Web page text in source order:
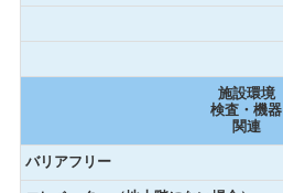
施設環境
検査・機器
関連
バリアフリー